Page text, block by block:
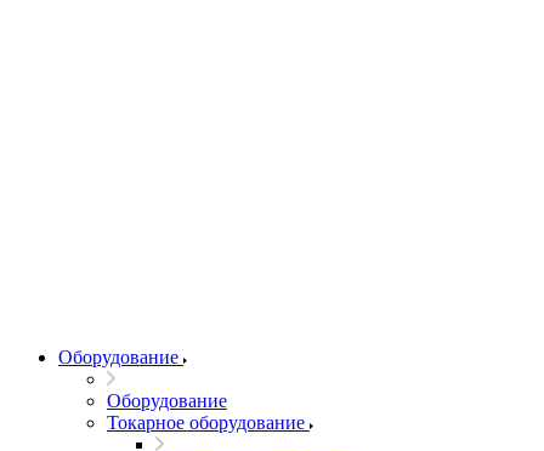
Оборудование
Оборудование
Токарное оборудование